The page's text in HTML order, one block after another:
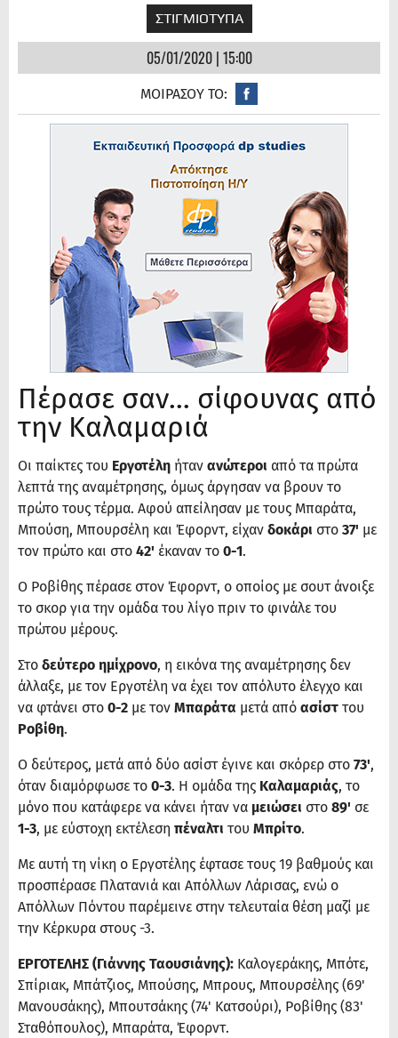
ΣΤΙΓΜΙΟΤΥΠΑ
05/01/2020 | 15:00
ΜΟΙΡΑΣΟΥ ΤΟ:
Πέρασε σαν… σίφουνας από
την Καλαμαριά
Οι παίκτες του Εργοτέλη ήταν ανώτεροι από τα πρώτα
λεπτά της αναμέτρησης, όμως άργησαν να βρουν το
πρώτο τους τέρμα. Αφού απείλησαν με τους Μπαράτα,
Μπούση, Μπουρσέλη και Έφορντ, είχαν δοκάρι στο 37' με
τον πρώτο και στο 42' έκαναν το 0-1.
Ο Ροβίθης πέρασε στον Έφορντ, ο οποίος με σουτ άνοιξε
το σκορ για την ομάδα του λίγο πριν το φινάλε του
πρώτου μέρους.
Στο δεύτερο ημίχρονο, η εικόνα της αναμέτρησης δεν
άλλαξε, με τον Εργοτέλη να έχει τον απόλυτο έλεγχο και
να φτάνει στο 0-2 με τον Μπαράτα μετά από ασίστ του
Ροβίθη.
Ο δεύτερος, μετά από δύο ασίστ έγινε και σκόρερ στο 73',
όταν διαμόρφωσε το 0-3. Η ομάδα της Καλαμαριάς, το
μόνο που κατάφερε να κάνει ήταν να μειώσει στο 89' σε
1-3, με εύστοχη εκτέλεση πέναλτι του Μπρίτο.
Με αυτή τη νίκη ο Εργοτέλης έφτασε τους 19 βαθμούς και
προσπέρασε Πλατανιά και Απόλλων Λάρισας, ενώ ο
Απόλλων Πόντου παρέμεινε στην τελευταία θέση μαζί με
την Κέρκυρα στους -3.
ΕΡΓΟΤΕΛΗΣ (Γιάννης Ταουσιάνης): Καλογεράκης, Μπότε,
Σπίριακ, Μπάτζιος, Μπούσης, Μπρους, Μπουρσέλης (69'
Μανουσάκης), Μπουτσάκης (74' Κατσούρι), Ροβίθης (83'
Σταθόπουλος), Μπαράτα, Έφορντ.